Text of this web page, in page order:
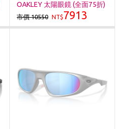
OAKLEY 太陽眼鏡 (全面75折)
市價 10550 NT$7913